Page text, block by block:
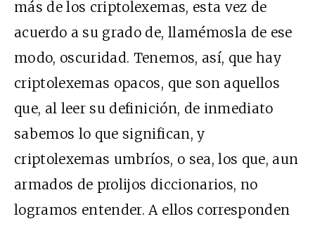
más de los criptolexemas, esta vez de
acuerdo a su grado de, llamémosla de ese
modo, oscuridad. Tenemos, así, que hay
criptolexemas opacos, que son aquellos
que, al leer su definición, de inmediato
sabemos lo que significan, y
criptolexemas umbríos, o sea, los que, aun
armados de prolijos diccionarios, no
logramos entender. A ellos corresponden